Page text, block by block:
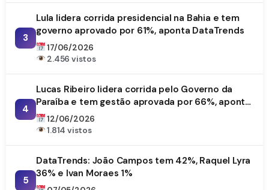
3
Lula lidera corrida presidencial na Bahia e tem
governo aprovado por 61%, aponta DataTrends
17/06/2026
2.456 vistos
4
Lucas Ribeiro lidera corrida pelo Governo da
Paraíba e tem gestão aprovada por 66%, aponta
DataTrends
12/06/2026
1.814 vistos
5
DataTrends: João Campos tem 42%, Raquel Lyra
36% e Ivan Moraes 1%